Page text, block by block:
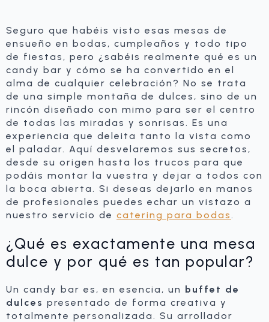
Seguro que habéis visto esas mesas de
ensueño en bodas, cumpleaños y todo tipo
de fiestas, pero ¿sabéis realmente qué es un
candy bar y cómo se ha convertido en el
alma de cualquier celebración? No se trata
de una simple montaña de dulces, sino de un
rincón diseñado con mimo para ser el centro
de todas las miradas y sonrisas. Es una
experiencia que deleita tanto la vista como
el paladar. Aquí desvelaremos sus secretos,
desde su origen hasta los trucos para que
podáis montar la vuestra y dejar a todos con
la boca abierta. Si deseas dejarlo en manos
de profesionales puedes echar un vistazo a
nuestro servicio de catering para bodas.
¿Qué es exactamente una mesa
dulce y por qué es tan popular?
Un candy bar es, en esencia, un buffet de
dulces presentado de forma creativa y
totalmente personalizada. Su arrollador